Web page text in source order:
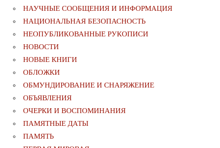
НАУЧНЫЕ СООБЩЕНИЯ И ИНФОРМАЦИЯ
НАЦИОНАЛЬНАЯ БЕЗОПАСНОСТЬ
НЕОПУБЛИКОВАННЫЕ РУКОПИСИ
НОВОСТИ
НОВЫЕ КНИГИ
ОБЛОЖКИ
ОБМУНДИРОВАНИЕ И СНАРЯЖЕНИЕ
ОБЪЯВЛЕНИЯ
ОЧЕРКИ И ВОСПОМИНАНИЯ
ПАМЯТНЫЕ ДАТЫ
ПАМЯТЬ